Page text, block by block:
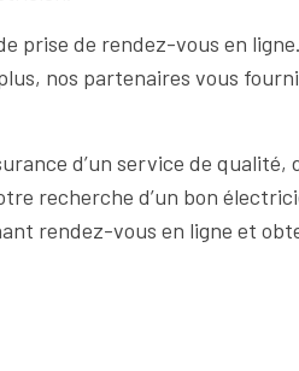
prise de rendez-vous en
nos partenaires vous
d’un service de
recherche d’un bon
rendez-vous en ligne et